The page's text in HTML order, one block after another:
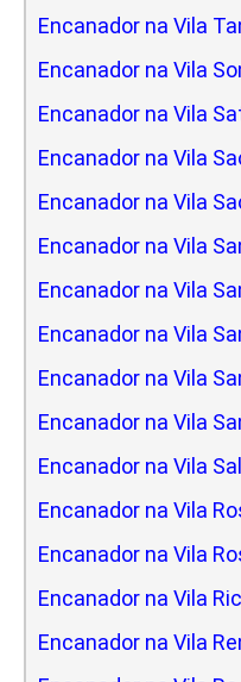
Encanador na Vila
Encanador na Vila
Encanador na Vila
Encanador na Vila
Encanador na Vila
Encanador na Vila
Encanador na Vila
Encanador na Vila
Encanador na Vila
Encanador na Vila
Encanador na Vila
Encanador na Vila
Encanador na Vila
Encanador na Vila
Encanador na Vila